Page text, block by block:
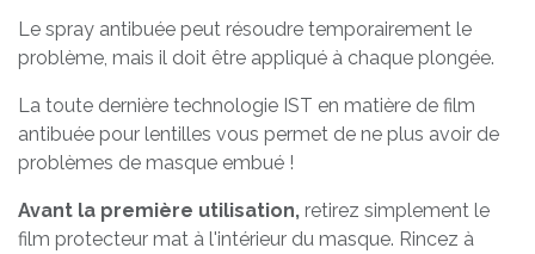
Le spray antibuée peut résoudre temporairement le
problème, mais il doit être appliqué à chaque plongée.
La toute dernière technologie IST en matière de film
antibuée pour lentilles vous permet de ne plus avoir de
problèmes de masque embué !
Avant la première utilisation, retirez simplement le
film protecteur mat à l'intérieur du masque. Rincez à